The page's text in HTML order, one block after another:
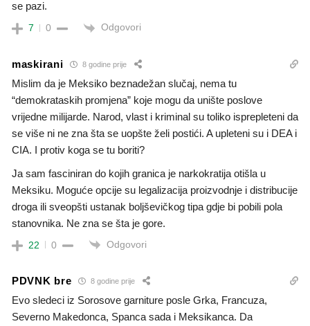
se pazi.
7 0 Odgovori
maskirani 8 godine prije
Mislim da je Meksiko beznadežan slučaj, nema tu
“demokrataskih promjena” koje mogu da unište poslove
vrijedne milijarde. Narod, vlast i kriminal su toliko isprepleteni da
se više ni ne zna šta se uopšte želi postići. A upleteni su i DEA i
CIA. I protiv koga se tu boriti?
Ja sam fasciniran do kojih granica je narkokratija otišla u
Meksiku. Moguće opcije su legalizacija proizvodnje i distribucije
droga ili sveopšti ustanak boljševičkog tipa gdje bi pobili pola
stanovnika. Ne zna se šta je gore.
22 0 Odgovori
PDVNK bre 8 godine prije
Evo sledeci iz Sorosove garniture posle Grka, Francuza,
Severno Makedonca, Spanca sada i Meksikanca. Da